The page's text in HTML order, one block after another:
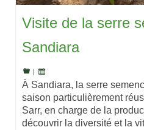
Visite de la serre
Sandiara
|
À Sandiara, la serre
saison particulièrement
Sarr, en charge de la
découvrir la diversité et la